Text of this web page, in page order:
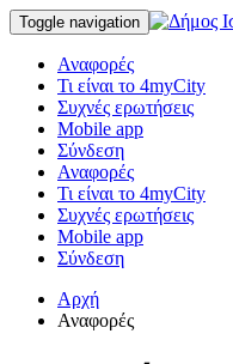
Toggle navigation
Αναφορές
Τι είναι το 4myCity
Συχνές ερωτήσεις
Mobile app
Σύνδεση
Αναφορές
Τι είναι το 4myCity
Συχνές ερωτήσεις
Mobile app
Σύνδεση
Αρχή
Αναφορές